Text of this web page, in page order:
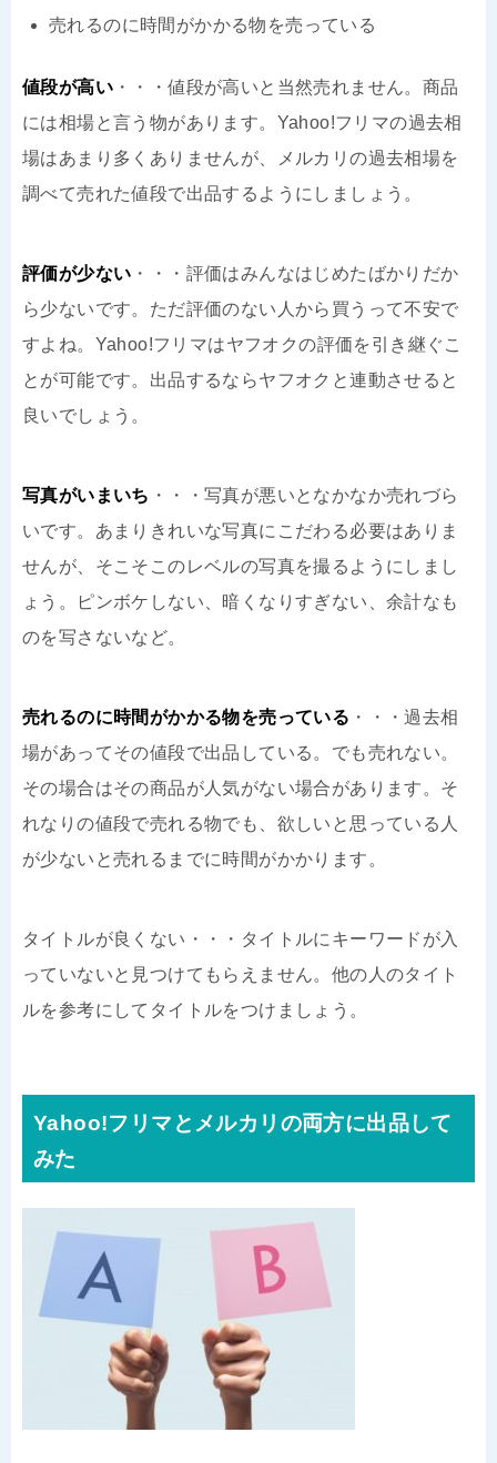
売れるのに時間がかかる物を売っている
値段が高い ・・・値段が高いと当然売れません。商品
には相場と言う物があります。Yahoo!フリマの過去相
場はあまり多くありませんが、メルカリの過去相場を
調べて売れた値段で出品するようにしましょう。
評価が少ない ・・・評価はみんなはじめたばかりだか
ら少ないです。ただ評価のない人から買うって不安で
すよね。Yahoo!フリマはヤフオクの評価を引き継ぐこ
とが可能です。出品するならヤフオクと連動させると
良いでしょう。
写真がいまいち ・・・写真が悪いとなかなか売れづら
いです。あまりきれいな写真にこだわる必要はありま
せんが、そこそこのレベルの写真を撮るようにしまし
ょう。ピンボケしない、暗くなりすぎない、余計なも
のを写さないなど。
売れるのに時間がかかる物を売っている ・・・過去相
場があってその値段で出品している。でも売れない。
その場合はその商品が人気がない場合があります。そ
れなりの値段で売れる物でも、欲しいと思っている人
が少ないと売れるまでに時間がかかります。
タイトルが良くない・・・タイトルにキーワードが入
っていないと見つけてもらえません。他の人のタイト
ルを参考にしてタイトルをつけましょう。
Yahoo!フリマとメルカリの両方に出品して
みた